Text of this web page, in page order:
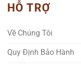
HỖ TRỢ
Về Chúng Tôi
Quy Định Bảo Hành